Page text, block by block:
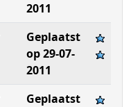
2011
Geplaatst
op 29-07-
2011
Geplaatst